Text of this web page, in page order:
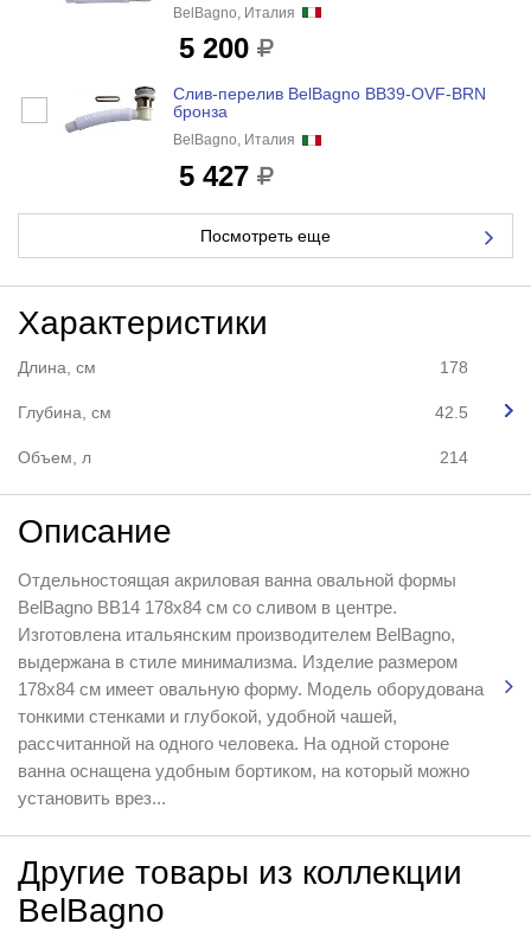
BelBagno, Италия
5 200
Слив-перелив BelBagno BB39-OVF-BRN
бронза
BelBagno, Италия
5 427
Посмотреть еще
Характеристики
Длина, см 178
Глубина, см 42.5
Объем, л 214
Описание
Отдельностоящая акриловая ванна овальной формы
BelBagno BB14 178x84 см со сливом в центре.
Изготовлена итальянским производителем BelBagno,
выдержана в стиле минимализма. Изделие размером
178x84 см имеет овальную форму. Модель оборудована
тонкими стенками и глубокой, удобной чашей,
рассчитанной на одного человека. На одной стороне
ванна оснащена удобным бортиком, на который можно
установить врез...
Другие товары из коллекции
BelBagno